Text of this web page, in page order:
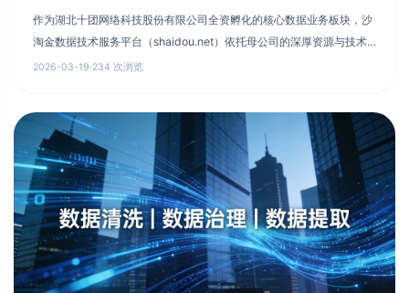
作为湖北十团网络科技股份有限公司全资孵化的核心数据业务板块，沙
淘金数据技术服务平台（shaidou.net）依托母公司的深厚资源与技术
底蕴，打造了极具竞争力的数据服务能力。
2026-03-19·234 次浏览